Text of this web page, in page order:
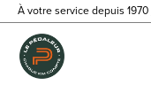
À votre service depuis 1970